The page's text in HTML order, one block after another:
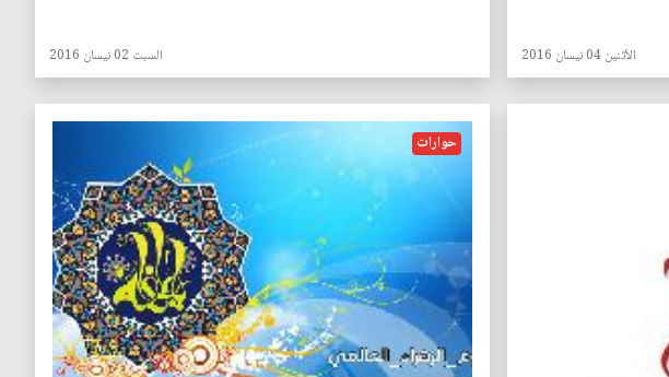
الأثنين 04 نيسان 2016 السبت 02 نيسان 2016
حوارات